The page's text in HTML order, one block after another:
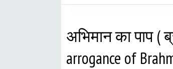
अभिमान का पाप (
arrogance of